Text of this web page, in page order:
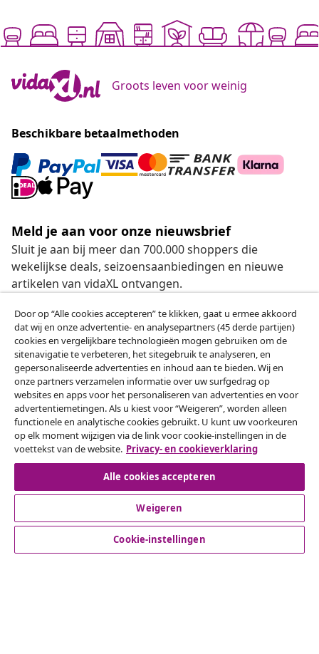
Groots leven voor weinig
Beschikbare betaalmethoden
Meld je aan voor onze nieuwsbrief
Sluit je aan bij meer dan 700.000 shoppers die
wekelijkse deals, seizoensaanbiedingen en nieuwe
artikelen van vidaXL ontvangen.
Onze sociale media
Herroeping van de overeenkomst
Een annulering voor je bestelling indienen
Herroeping van de overeenkomst
Door op “Alle cookies accepteren” te klikken, gaat u ermee akkoord
dat wij en onze advertentie- en analysepartners (45 derde partijen)
cookies en vergelijkbare technologieën mogen gebruiken om de
sitenavigatie te verbeteren, het sitegebruik te analyseren, en
gepersonaliseerde advertenties en inhoud aan te bieden. Wij en
onze partners verzamelen informatie over uw surfgedrag op
websites en apps voor het personaliseren van advertenties en voor
advertentiemetingen. Als u kiest voor “Weigeren”, worden alleen
functionele en analytische cookies gebruikt. U kunt uw voorkeuren
op elk moment wijzigen via de link voor cookie-instellingen in de
voettekst van de website. Privacy- en cookieverklaring
Alle cookies accepteren
Weigeren
Cookie-instellingen